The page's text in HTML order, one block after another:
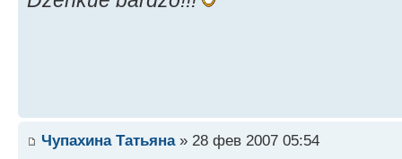
Чупахина Татьяна» 28 фев 2007 05:54